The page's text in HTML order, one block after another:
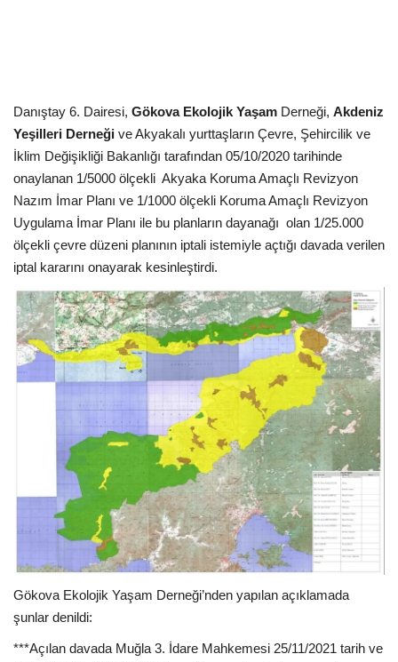
Gündem
Dünya
Danıştay 6. Dairesi, Gökova Ekolojik Yaşam Derneği, Akdeniz
Yeşilleri Derneği ve Akyakalı yurttaşların Çevre, Şehircilik ve
İklim Değişikliği Bakanlığı tarafından 05/10/2020 tarihinde
onaylanan 1/5000 ölçekli Akyaka Koruma Amaçlı Revizyon
Nazım İmar Planı ve 1/1000 ölçekli Koruma Amaçlı Revizyon
Uygulama İmar Planı ile bu planların dayanağı olan 1/25.000
ölçekli çevre düzeni planının iptali istemiyle açtığı davada verilen
iptal kararını onayarak kesinleştirdi.
Gökova Ekolojik Yaşam Derneği’nden yapılan açıklamada
şunlar denildi:
***Açılan davada Muğla 3. İdare Mahkemesi 25/11/2021 tarih ve